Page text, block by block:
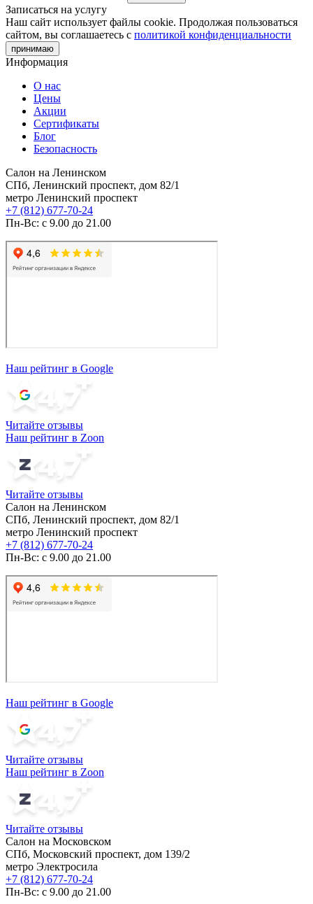
Записаться на услугу
Наш сайт использует файлы cookie. Продолжая пользоваться
сайтом, вы соглашаетесь с политикой конфиденциальности
принимаю
Информация
О нас
Цены
Акции
Сертификаты
Блог
Безопасность
Салон на Ленинском
СПб, Ленинский проспект, дом 82/1
метро Ленинский проспект
+7 (812) 677-70-24
Пн-Вс: с 9.00 до 21.00
Наш рейтинг в Google
Читайте отзывы
Наш рейтинг в Zoon
Читайте отзывы
Салон на Ленинском
СПб, Ленинский проспект, дом 82/1
метро Ленинский проспект
+7 (812) 677-70-24
Пн-Вс: с 9.00 до 21.00
Наш рейтинг в Google
Читайте отзывы
Наш рейтинг в Zoon
Читайте отзывы
Салон на Московском
СПб, Московский проспект, дом 139/2
метро Электросила
+7 (812) 677-70-24
Пн-Вс: с 9.00 до 21.00